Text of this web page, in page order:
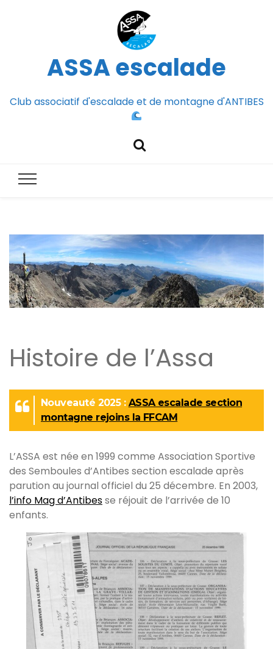
ASSA escalade
Club associatif d'escalade et de montagne d'ANTIBES
Histoire de l’Assa
Nouveauté 2025 : ASSA escalade section
montagne rejoins la FFCAM
L’ASSA est née en 1999 comme Association Sportive
des Semboules d’Antibes section escalade après
parution au journal officiel du 25 décembre. En 2003,
l’info Mag d’Antibesse réjouit de l’arrivée de 10
enfants.